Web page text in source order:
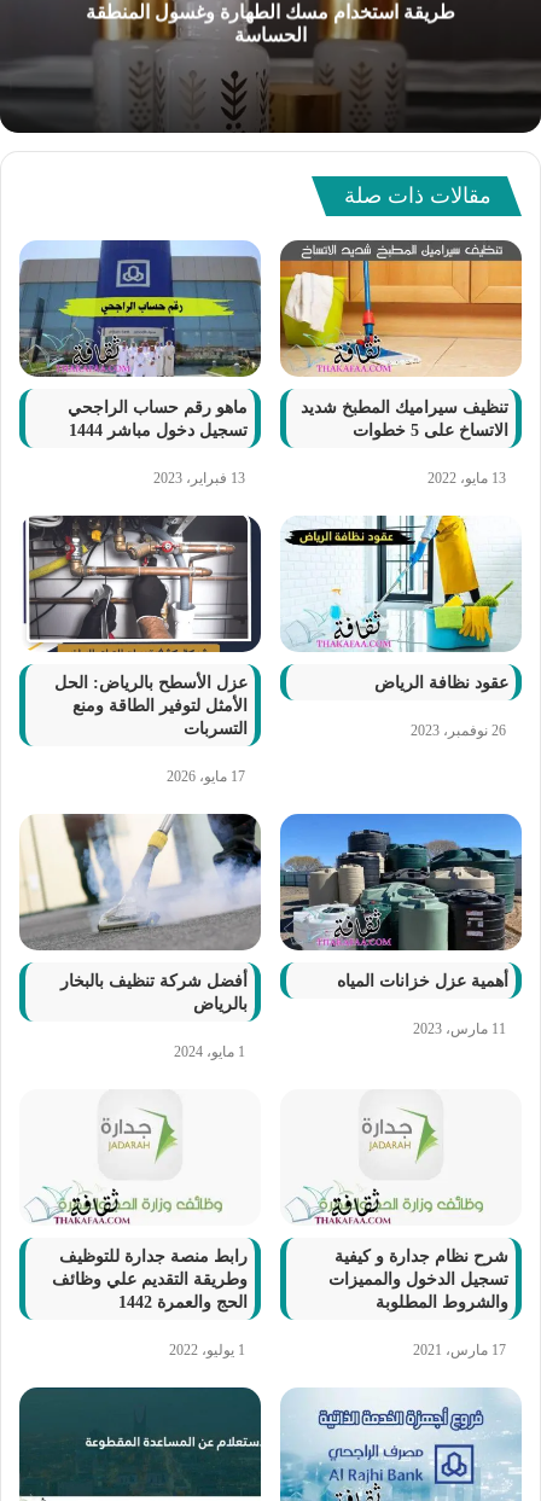
طريقة استخدام مسك الطهارة وغسول المنطقة
الحساسة
مقالات ذات صلة
تنظيف سيراميك المطبخ شديد
الاتساخ على 5 خطوات
13 مايو، 2022
ماهو رقم حساب الراجحي
تسجيل دخول مباشر 1444
13 فبراير، 2023
عقود نظافة الرياض
26 نوفمبر، 2023
عزل الأسطح بالرياض: الحل
الأمثل لتوفير الطاقة ومنع
التسربات
17 مايو، 2026
أهمية عزل خزانات المياه
11 مارس، 2023
أفضل شركة تنظيف بالبخار
بالرياض
1 مايو، 2024
شرح نظام جدارة و كيفية
تسجيل الدخول والمميزات
والشروط المطلوبة
17 مارس، 2021
رابط منصة جدارة للتوظيف
وطريقة التقديم علي وظائف
الحج والعمرة 1442
1 يوليو، 2022